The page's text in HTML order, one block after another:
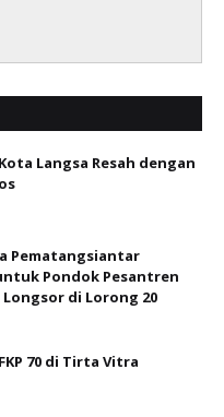
Langsa Resah dengan
Pematangsiantar
Pondok Pesantren
di Lorong 20
70 di Tirta Vitra